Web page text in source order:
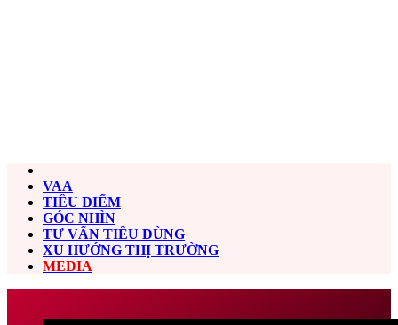
VAA
TIÊU ĐIỂM
GÓC NHÌN
TƯ VẤN TIÊU DÙNG
XU HƯỚNG THỊ TRƯỜNG
MEDIA